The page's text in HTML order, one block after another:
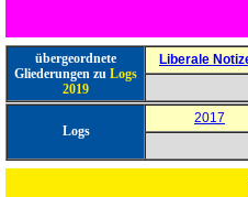
übergeordnete
Gliederungen zu Logs
2019
Liberale
Logs
2017